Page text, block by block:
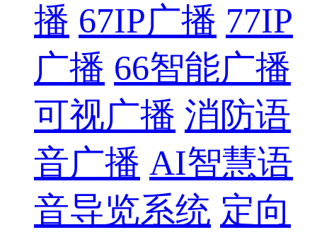
播 67IP广播 77IP
广播 66智能广播
可视广播 消防语
音广播 AI智慧语
音导览系统 定向